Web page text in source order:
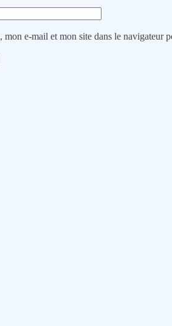
mon e-mail et mon site dans le navigateur